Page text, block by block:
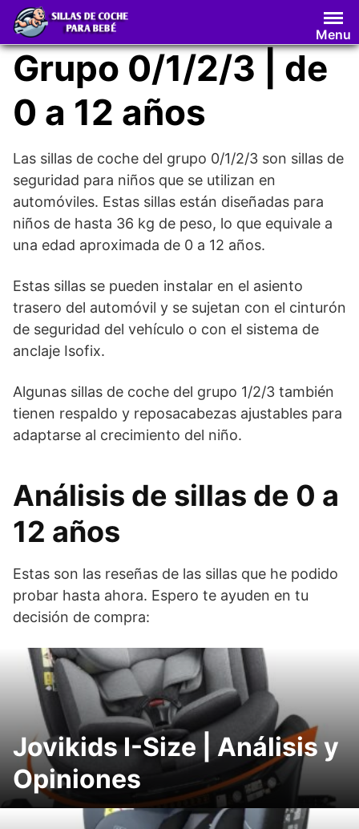
Saltar
contenido
Menu
Grupo 0/1/2/3 | de
0 a 12 años
Las sillas de coche del grupo 0/1/2/3 son sillas de
seguridad para niños que se utilizan en
automóviles. Estas sillas están diseñadas para
niños de hasta 36 kg de peso, lo que equivale a
una edad aproximada de 0 a 12 años.
Estas sillas se pueden instalar en el asiento
trasero del automóvil y se sujetan con el cinturón
de seguridad del vehículo o con el sistema de
anclaje Isofix.
Algunas sillas de coche del grupo 1/2/3 también
tienen respaldo y reposacabezas ajustables para
adaptarse al crecimiento del niño.
Análisis de sillas de 0 a
12 años
Estas son las reseñas de las sillas que he podido
probar hasta ahora. Espero te ayuden en tu
decisión de compra:
Jovikids I-Size | Análisis y
Opiniones